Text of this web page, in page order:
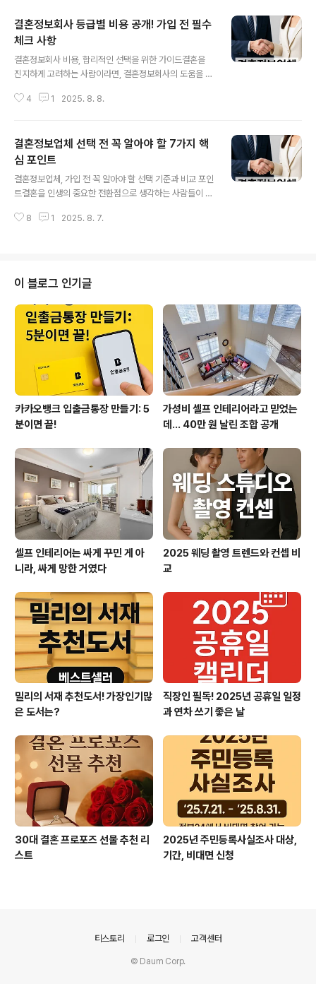
결혼정보회사 등급별 비용 공개! 가입 전 필수
체크 사항
결혼정보회사 비용, 합리적인 선택을 위한 가이드결혼을
진지하게 고려하는 사람이라면, 결혼정보회사의 도움을 받
많은 예비 가입자들이 가장 먼저 고민하는 부분은 바로 결
는지 확인해보는 것이 중요합니다.먼저, 결혼정보회사 비
용 구조는 단순하지 않습니다. 일반적으로는 기본 가입비,
등급별 비용, 성혼 시 발생하는 성혼비, 그리고 일부 업체의
경우에는 컨설팅 비용까지 추가됩니다. 문제는 이런 비용
는 100만 원대의 기본비용으로 서비스를 제공하는 반면,
4 1 2025. 8. 8.
결혼정보업체 선택 전 꼭 알아야 할 7가지 핵
심 포인트
결혼정보업체, 가입 전 꼭 알아야 할 선택 기준과 비교 포인
트결혼을 인생의 중요한 전환점으로 생각하는 사람들이 늘
니다. 특히 30대 후반 이상의 직장인이나 재혼을 고려하는
조와 서비스 내용, 비용, 등급 체계까지 모두 다르기 때문에
사전 정보 없이 가입하는 것은 매우 위험할 수 있습니다. 가
장 먼저 확인해야 할 것은 결혼정보업체의 비교 기준입니
다. 단순히 광고에 이끌려 결정하기보다는 실제 이용자들
의 후기, 업체의 성사율, 맞춤형 소개 방식, 그리고 결혼 성
사 이후의 케어 서비스까지도 꼼꼼하게..
8 1 2025. 8. 7.
이 블로그 인기글
카카오뱅크 입출금통장 만들기: 5
분이면 끝!
가성비 셀프 인테리어라고 믿었는
데… 40만 원 날린 조합 공개
셀프 인테리어는 싸게 꾸민 게 아
니라, 싸게 망한 거였다
2025 웨딩 촬영 트렌드와 컨셉 비
교
밀리의 서재 추천도서! 가장인기많
은 도서는?
직장인 필독! 2025년 공휴일 일정
과 연차 쓰기 좋은 날
30대 결혼 프로포즈 선물 추천 리
스트
2025년 주민등록사실조사 대상,
기간, 비대면 신청
티스토리 로그인 고객센터
© Daum Corp.